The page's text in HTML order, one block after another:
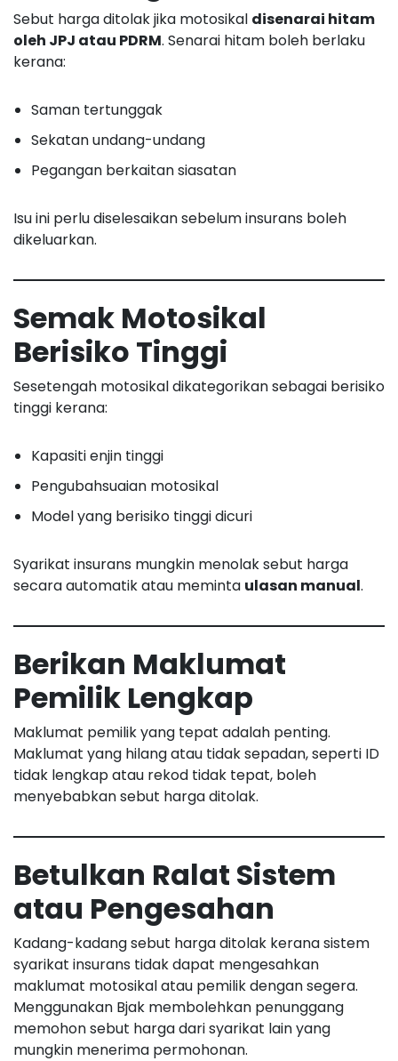
Sebut harga ditolak jika motosikal disenarai hitam
oleh JPJ atau PDRM. Senarai hitam boleh berlaku
kerana:
Saman tertunggak
Sekatan undang-undang
Pegangan berkaitan siasatan
Isu ini perlu diselesaikan sebelum insurans boleh
dikeluarkan.
Semak Motosikal
Berisiko Tinggi
Sesetengah motosikal dikategorikan sebagai berisiko
tinggi kerana:
Kapasiti enjin tinggi
Pengubahsuaian motosikal
Model yang berisiko tinggi dicuri
Syarikat insurans mungkin menolak sebut harga
secara automatik atau meminta ulasan manual.
Berikan Maklumat
Pemilik Lengkap
Maklumat pemilik yang tepat adalah penting.
Maklumat yang hilang atau tidak sepadan, seperti ID
tidak lengkap atau rekod tidak tepat, boleh
menyebabkan sebut harga ditolak.
Betulkan Ralat Sistem
atau Pengesahan
Kadang-kadang sebut harga ditolak kerana sistem
syarikat insurans tidak dapat mengesahkan
maklumat motosikal atau pemilik dengan segera.
Menggunakan Bjak membolehkan penunggang
memohon sebut harga dari syarikat lain yang
mungkin menerima permohonan.